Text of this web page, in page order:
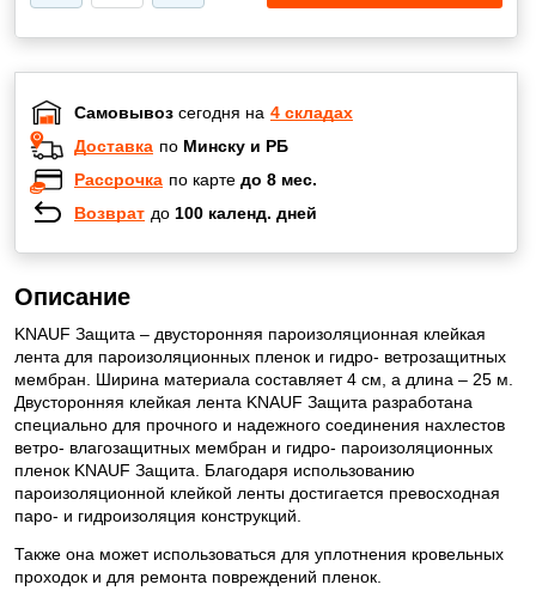
Самовывоз сегодня на 4 складах
Доставка по Минску и РБ
Рассрочка по карте до 8 мес.
Возврат до 100 календ. дней
Описание
KNAUF Защита – двусторонняя пароизоляционная клейкая
лента для пароизоляционных пленок и гидро- ветрозащитных
мембран. Ширина материала составляет 4 см, а длина – 25 м.
Двусторонняя клейкая лента KNAUF Защита разработана
специально для прочного и надежного соединения нахлестов
ветро- влагозащитных мембран и гидро- пароизоляционных
пленок KNAUF Защита. Благодаря использованию
пароизоляционной клейкой ленты достигается превосходная
паро- и гидроизоляция конструкций.
Также она может использоваться для уплотнения кровельных
проходок и для ремонта повреждений пленок.